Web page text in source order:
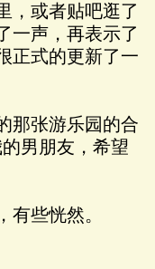
，或者贴吧逛了
一声，再表示了
正式的更新了一
那张游乐园的合
男朋友，希望
有些恍然。